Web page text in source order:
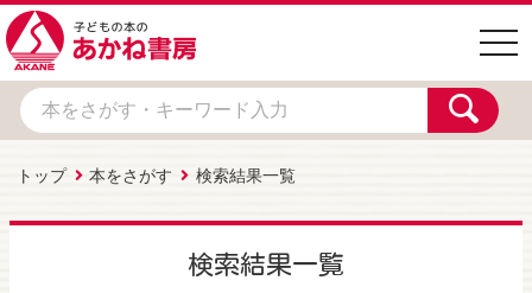
トップ 本をさがす 検索結果一覧
検索結果一覧